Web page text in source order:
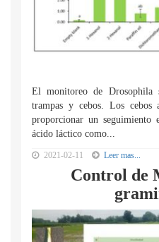
El monitoreo de Drosophila
trampas y cebos. Los cebos
proporcionar un seguimiento
ácido láctico como...
2021-02-11 Leer mas...
Control de